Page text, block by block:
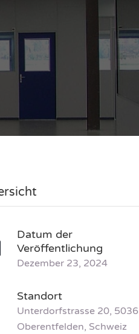
Datum der
Veröffentlichung
Dezember 23, 2024
Standort
Unterdorfstrasse 20, 5036
Oberentfelden, Schweiz